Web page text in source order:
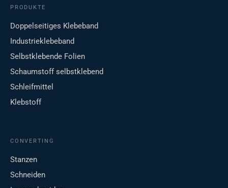
PRODUKTE
Doppelseitiges Klebeband
Industrieklebeband
Selbstklebende Folien
Schaumstoff selbstklebend
Schleifmittel
Klebstoff
CONVERTING
Stanzen
Schneiden